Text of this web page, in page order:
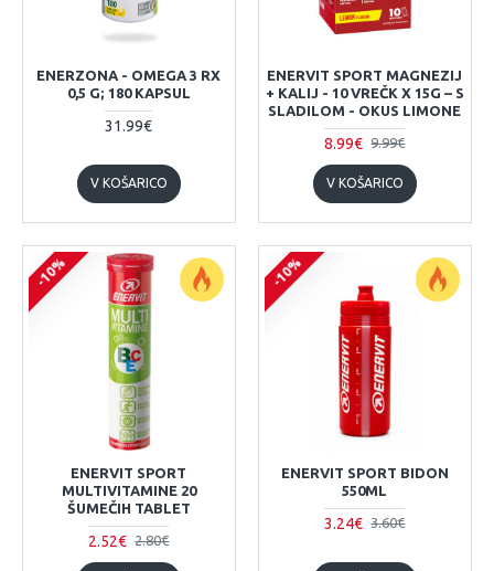
ENERZONA - OMEGA 3 RX
0,5 G; 180 KAPSUL
31.99€
V KOŠARICO
ENERVIT SPORT MAGNEZIJ
+ KALIJ - 10 VREČK X 15G – S
SLADILOM - OKUS LIMONE
8.99€ 9.99€
V KOŠARICO
-10%
ENERVIT SPORT
MULTIVITAMINE 20
ŠUMEČIH TABLET
2.52€ 2.80€
-10%
ENERVIT SPORT BIDON
550ML
3.24€ 3.60€